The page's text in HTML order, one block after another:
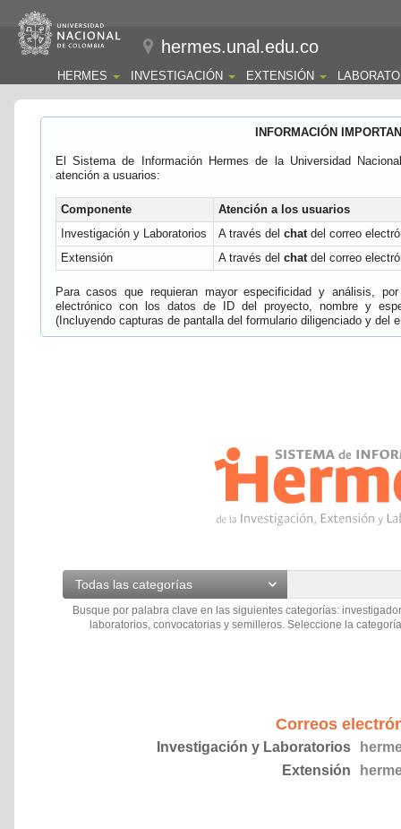
hermes.unal.edu.co
HERMES INVESTIGACIÓN EXTENSIÓN
INFORMACIÓN
El Sistema de Información Hermes de la Universidad
atención a usuarios:
Componente
Atención a los usuarios
Investigación y Laboratorios
A través del chatdel correo
Extensión
A través del chatdel correo
Para casos que requieran mayor especificidad y análisis,
electrónico con los datos de ID del proyecto, nombre y
(Incluyendo capturas de pantalla del formulario diligenciado y del
Todas las categorías
Busque por palabra clave en las siguientes categorías:
laboratorios, convocatorias y semilleros. Seleccione la
Correos
Investigación y Laboratorios
Extensión